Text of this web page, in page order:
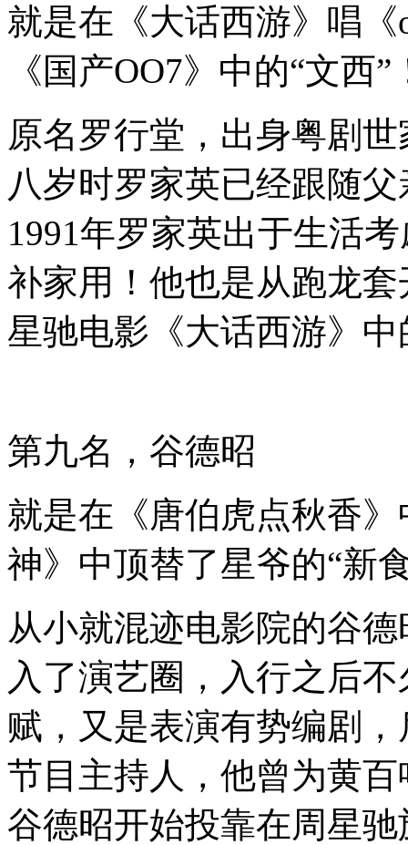
就是在《大话西游》唱
《国产OO7》中的“文西”
原名罗行堂，出身粤剧
八岁时罗家英已经跟随
1991年罗家英出于生活
补家用！他也是从跑龙
星驰电影《大话西游》
第九名，谷德昭
就是在《唐伯虎点秋香
神》中顶替了星爷的“新
从小就混迹电影院的谷
入了演艺圈，入行之后
赋，又是表演有势编剧
节目主持人，他曾为黄
谷德昭开始投靠在周星